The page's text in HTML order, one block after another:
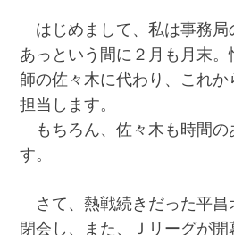
はじめまして、私は事務局
あっという間に２月も月末
師の佐々木に代わり、これ
担当します。
もちろん、佐々木も時間の
す。
さて、熱戦続きだった平昌
閉会し、また、Ｊリーグが